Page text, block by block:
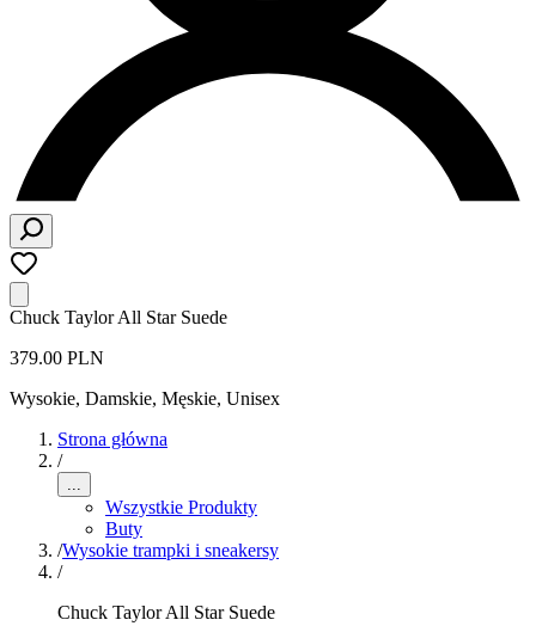
Chuck Taylor All Star Suede
379.00 PLN
Wysokie, Damskie, Męskie, Unisex
Strona główna
/
...
Wszystkie Produkty
Buty
/Wysokie trampki i sneakersy
/
Chuck Taylor All Star Suede